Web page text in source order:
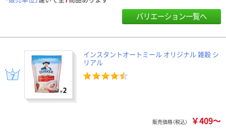
バリエーション一覧へ
インスタントオートミール オリジナル 雑穀 シ
リアル
販売価格（税込） ￥409～